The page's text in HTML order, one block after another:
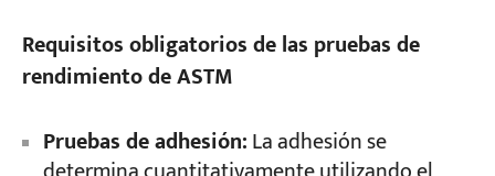
Requisitos obligatorios de las pruebas de
rendimiento de ASTM
Pruebas de adhesión:La adhesión se